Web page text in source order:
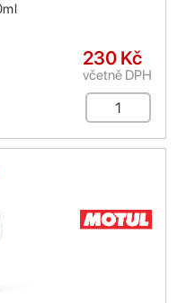
230 Kč
včetně DPH